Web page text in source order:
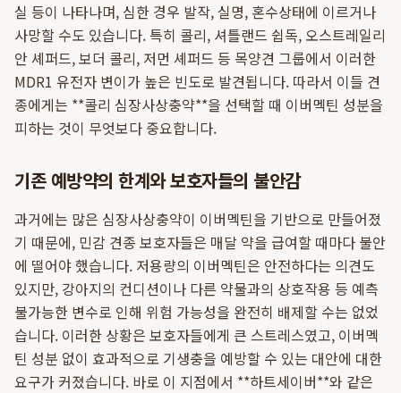
실 등이 나타나며, 심한 경우 발작, 실명, 혼수상태에 이르거나
사망할 수도 있습니다. 특히 콜리, 셔틀랜드 쉽독, 오스트레일리
안 셰퍼드, 보더 콜리, 저먼 셰퍼드 등 목양견 그룹에서 이러한
MDR1 유전자 변이가 높은 빈도로 발견됩니다. 따라서 이들 견
종에게는 **콜리 심장사상충약**을 선택할 때 이버멕틴 성분을
피하는 것이 무엇보다 중요합니다.
기존 예방약의 한계와 보호자들의 불안감
과거에는 많은 심장사상충약이 이버멕틴을 기반으로 만들어졌
기 때문에, 민감 견종 보호자들은 매달 약을 급여할 때마다 불안
에 떨어야 했습니다. 저용량의 이버멕틴은 안전하다는 의견도
있지만, 강아지의 컨디션이나 다른 약물과의 상호작용 등 예측
불가능한 변수로 인해 위험 가능성을 완전히 배제할 수는 없었
습니다. 이러한 상황은 보호자들에게 큰 스트레스였고, 이버멕
틴 성분 없이 효과적으로 기생충을 예방할 수 있는 대안에 대한
요구가 커졌습니다. 바로 이 지점에서 **하트세이버**와 같은